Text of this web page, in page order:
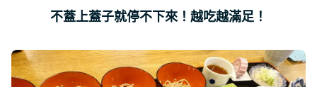
不蓋上蓋子就停不下來！越吃越滿足！